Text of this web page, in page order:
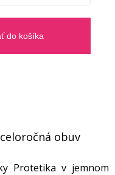
do košíka
obuv
Protetika v jemnom